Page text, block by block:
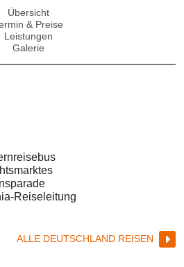
Übersicht
& Preise
Leistungen
Galerie
Reiseleitung
ALLE DEUTSCHLAND REISEN